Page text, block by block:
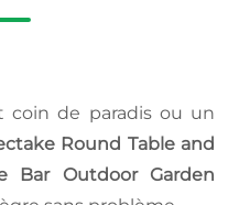
de paradis ou un
Round Table and
Bar Outdoor Garden